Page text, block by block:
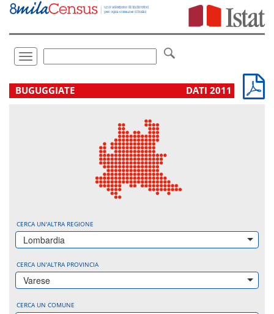
Vai
direttamente
Toggle
navigation
.
BUGUGGIATE DATI 2011
CERCA UN'ALTRA REGIONE
Lombardia
CERCA UN'ALTRA PROVINCIA
Varese
CERCA UN COMUNE